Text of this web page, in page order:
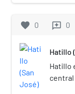
favorite 0 reviews 0
Hatillo
Hatillo
central